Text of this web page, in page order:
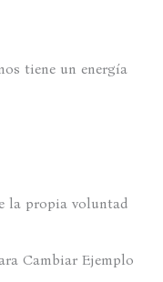
tiene un energía
la propia voluntad
Cambiar Ejemplo